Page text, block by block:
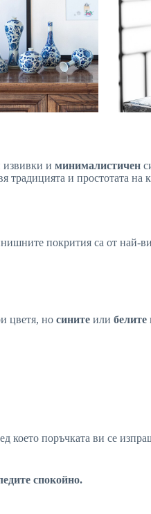
извивки и минималистичен
традицията и простотата на
покрития са от най-
цветя, но сините или белите
което поръчката ви се
спокойно.